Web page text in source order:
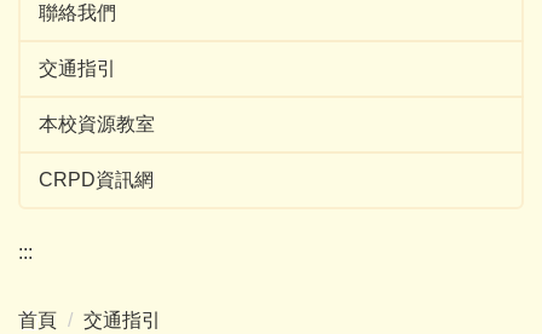
聯絡我們
交通指引
本校資源教室
CRPD資訊網
:::
首頁 交通指引